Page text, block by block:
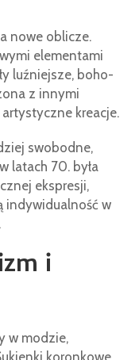
nowe oblicze.
elementami
luźniejsze, boho-
z innymi
kreacje.
swobodne,
latach 70. była
ekspresji,
indywidualność w
i
w modzie,